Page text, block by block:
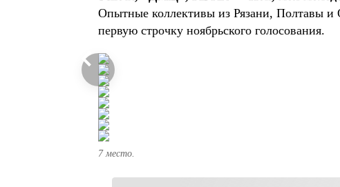
Опытные коллективы из Рязани, Полтавы и
первую строчку ноябрьского голосования.
7 место.